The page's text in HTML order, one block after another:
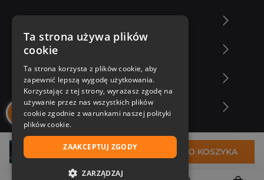
36,87 zł DO KOSZYKA
Zakupy u nas
Nasza oferta
Nasi autorzy
Ta strona używa plików
cookie
Ta strona korzysta z plików cookie, aby
zapewnić lepszą wygodę użytkowania.
Korzystając z tej strony, wyrażasz zgodę na
używanie przez nas wszystkich plików
cookie zgodnie z warunkami naszej polityki
plików cookie.
ZAAKCEPTUJ ZGODY
ZARZĄDZAJ